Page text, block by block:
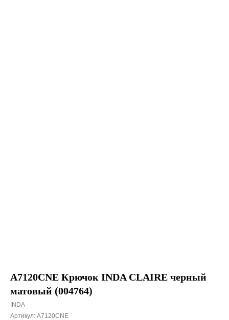
A7120CNE Крючок INDA CLAIRE черный
матовый (004764)
INDA
Артикул: A7120CNE